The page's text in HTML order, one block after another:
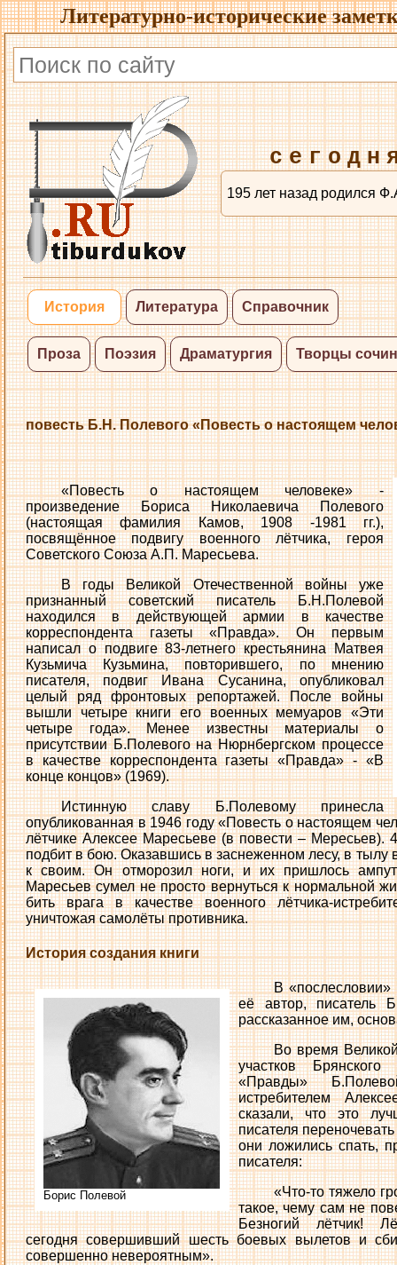
Литературно-исторические
195 лет назад родился
История Литература Справочник
Проза Поэзия Драматургия Творцы
повесть Б.Н. Полевого «Повесть о настоящем
«Повесть о настоящем человеке» -
произведение Бориса Николаевича Полевого
(настоящая фамилия Камов, 1908 -1981 гг.),
посвящённое подвигу военного лётчика, героя
Советского Союза А.П. Маресьева.
В годы Великой Отечественной войны уже
признанный советский писатель Б.Н.Полевой
находился в действующей армии в качестве
корреспондента газеты «Правда». Он первым
написал о подвиге 83-летнего крестьянина Матвея
Кузьмича Кузьмина, повторившего, по мнению
писателя, подвиг Ивана Сусанина, опубликовал
целый ряд фронтовых репортажей. После войны
вышли четыре книги его военных мемуаров «Эти
четыре года». Менее известны материалы о
присутствии Б.Полевого на Нюрнбергском процессе
в качестве корреспондента газеты «Правда» - «В
конце концов» (1969).
Истинную славу Б.Полевому принесла
опубликованная в 1946 году «Повесть о настоящем
лётчике Алексее Маресьеве (в повести – Мересьев).
подбит в бою. Оказавшись в заснеженном лесу, в тылу
к своим. Он отморозил ноги, и их пришлось
Маресьев сумел не просто вернуться к нормальной
бить врага в качестве военного лётчика-
уничтожая самолёты противника.
История создания книги
Борис Полевой
В
её автор, писатель
рассказанное им,
Во время
участков
«Правды»
истребителем
сказали, что это
писателя
они ложились спать,
писателя:
«Что-то тяжело
такое, чему сам не
Безногий лётчик!
сегодня совершивший шесть боевых вылетов и
совершенно невероятным».